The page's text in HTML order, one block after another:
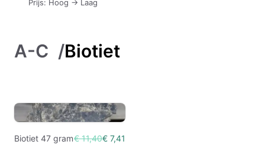
Prijs: Hoog -> Laag
A-C /Biotiet
Biotiet 47 gram€ 11,40€ 7,41